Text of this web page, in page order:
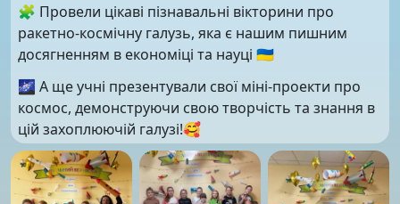
🧩 Провели цікаві пізнавальні вікторини про
ракетно-космічну галузь, яка є нашим пишним
досягненням в економіці та науці 🇺🇦
🌌 А ще учні презентували свої міні-проекти про
космос, демонструючи свою творчість та знання в
цій захоплюючій галузі!🥰